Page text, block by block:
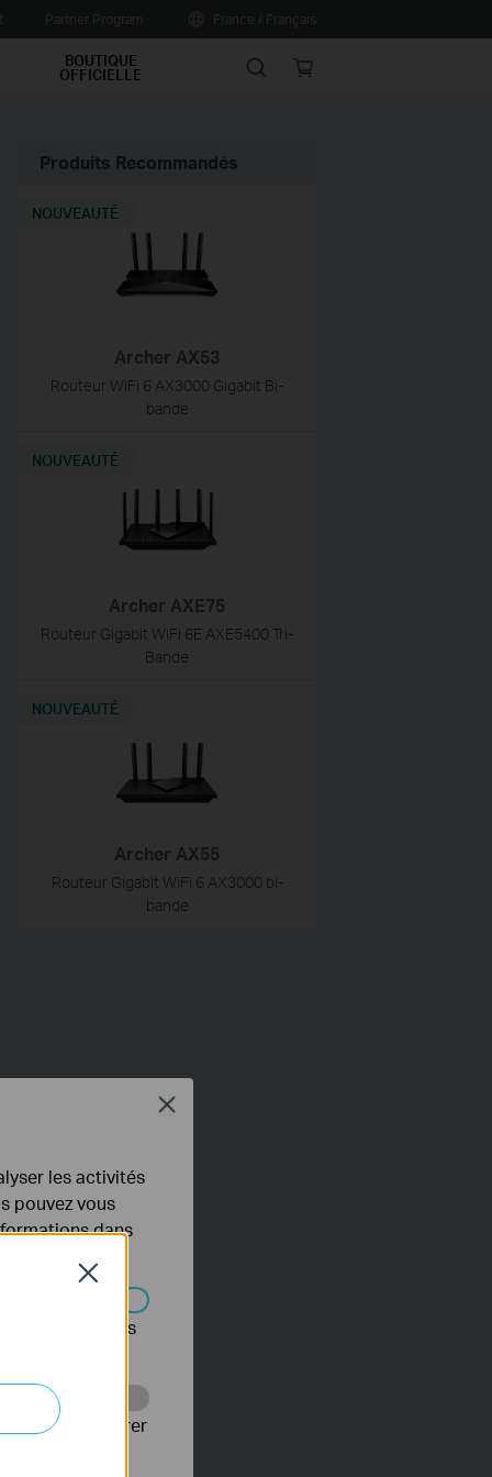
BOUTIQUE
OFFICIELLE Search
Online
Produits Recommandés
Archer AX53
Routeur WiFi 6 AX3000 Gigabit Bi-
bande
NOUVEAUTÉ
Archer AXE75
Routeur Gigabit WiFi 6E AXE5400 Tri-
Bande
NOUVEAUTÉ
Archer AX55
Routeur Gigabit WiFi 6 AX3000 bi-
bande
NOUVEAUTÉ
Close
les activités
pouvez vous
dans
être désactivés
pour améliorer
Close